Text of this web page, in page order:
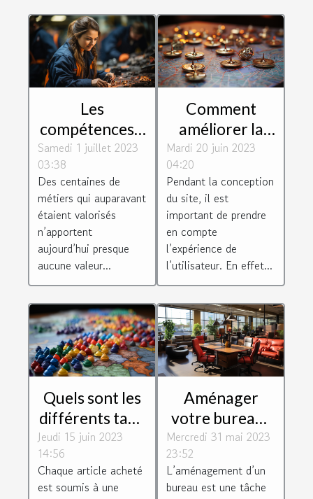
Les
compétences à
fortes valeurs
ajoutées que
recherchent
les entreprises
Samedi 1 juillet 2023
03:38
Des centaines de
métiers qui auparavant
étaient valorisés
n’apportent
aujourd’hui presque
aucune valeur...
Comment
améliorer la
navigation de
votre page
web ?
Mardi 20 juin 2023
04:20
Pendant la conception
du site, il est
important de prendre
en compte
l’expérience de
l’utilisateur. En effet...
Quels sont les
différents taux
de TVA des
différentes
régions
Jeudi 15 juin 2023
14:56
Chaque article acheté
est soumis à une
Aménager
votre bureau :
pourquoi vous
équiper d’un
mobilier de
Mercredi 31 mai 2023
23:52
L’aménagement d’un
bureau est une tâche